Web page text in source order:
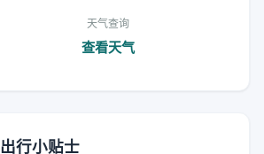
天气查询
查看天气
出行小贴士